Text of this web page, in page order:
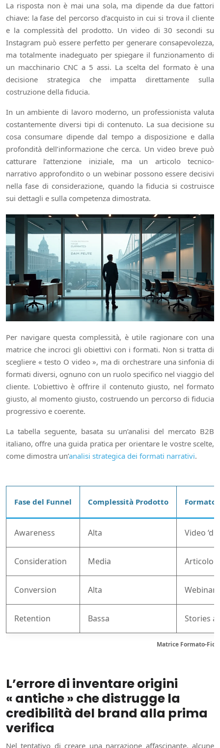
La risposta non è mai una sola, ma dipende da due fattori
chiave: la fase del percorso d’acquisto in cui si trova il cliente
e la complessità del prodotto. Un video di 30 secondi su
Instagram può essere perfetto per generare consapevolezza,
ma totalmente inadeguato per spiegare il funzionamento di
un macchinario CNC a 5 assi. La scelta del formato è una
decisione strategica che impatta direttamente sulla
costruzione della fiducia.
In un ambiente di lavoro moderno, un professionista valuta
costantemente diversi tipi di contenuto. La sua decisione su
cosa consumare dipende dal tempo a disposizione e dalla
profondità dell’informazione che cerca. Un video breve può
catturare l’attenzione iniziale, ma un articolo tecnico-
narrativo approfondito o un webinar possono essere decisivi
nella fase di considerazione, quando la fiducia si costruisce
sui dettagli e sulla competenza dimostrata.
Per navigare questa complessità, è utile ragionare con una
matrice che incroci gli obiettivi con i formati. Non si tratta di
scegliere « testo O video », ma di orchestrare una sinfonia di
formati diversi, ognuno con un ruolo specifico nel viaggio del
cliente. L’obiettivo è offrire il contenuto giusto, nel formato
giusto, al momento giusto, costruendo un percorso di fiducia
progressivo e coerente.
La tabella seguente, basata su un’analisi del mercato B2B
italiano, offre una guida pratica per orientare le vostre scelte,
come dimostra un’analisi strategica dei formati narrativi.
Matrice Formato-
Fase del Funnel Complessità Prodotto Formato
Awareness Alta Video
Consideration Media Articolo
Conversion Alta Webinar
Retention Bassa Stories
L’errore di inventare origini
« antiche » che distrugge la
credibilità del brand alla prima
verifica
Nel tentativo di creare una narrazione affascinante, alcune